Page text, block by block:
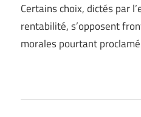
Certains choix, dictés par
rentabilité, s’opposent
morales pourtant